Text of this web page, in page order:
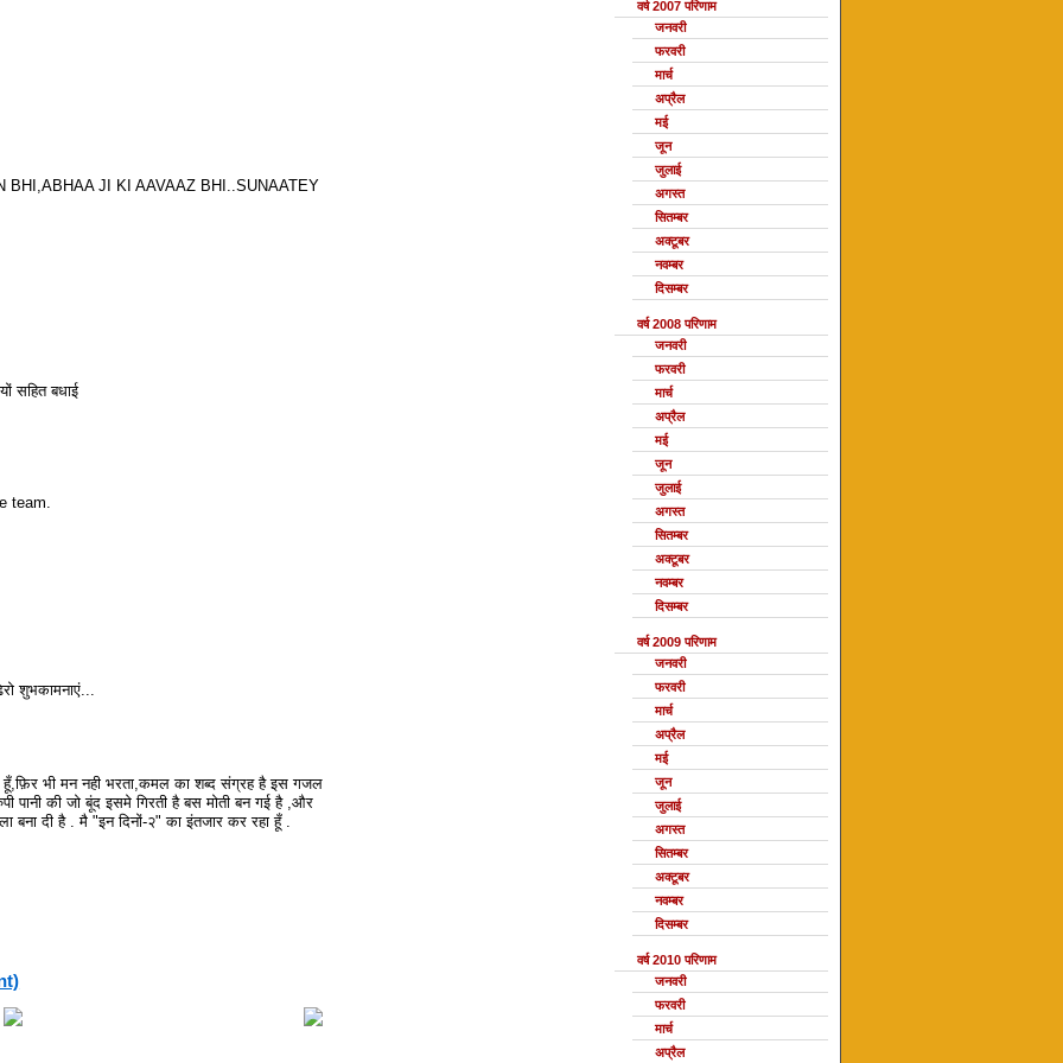
BHI,ABHAA JI KI AAVAAZ BHI..SUNAATEY
सहित बधाई
team.
शुभकामनाएं...
भी मन नही भरता,कमल का शब्द संग्रह है इस गजल
पानी की जो बूंद इसमे गिरती है बस मोती बन गई है ,और
दी है . मै "इन दिनों-२" का इंतजार कर रहा हूँ .
वर्ष 2007 परिणाम
जनवरी
फरवरी
मार्च
अप्रैल
मई
जून
जुलाई
अगस्त
सितम्बर
अक्टूबर
नवम्बर
दिसम्बर
वर्ष 2008 परिणाम
जनवरी
फरवरी
मार्च
अप्रैल
मई
जून
जुलाई
अगस्त
सितम्बर
अक्टूबर
नवम्बर
दिसम्बर
वर्ष 2009 परिणाम
जनवरी
फरवरी
मार्च
अप्रैल
मई
जून
जुलाई
अगस्त
सितम्बर
अक्टूबर
नवम्बर
दिसम्बर
वर्ष 2010 परिणाम
जनवरी
फरवरी
मार्च
अप्रैल